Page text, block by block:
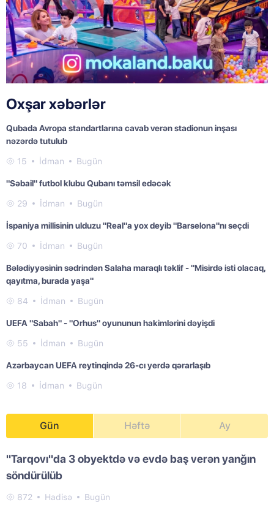
Oxşar xəbərlər
Qubada Avropa standartlarına cavab verən stadionun inşası
nəzərdə tutulub
15 İdman Bugün
"Səbail" futbol klubu Qubanı təmsil edəcək
29 İdman Bugün
İspaniya millisinin ulduzu "Real"a yox deyib "Barselona"nı seçdi
70 İdman Bugün
Bələdiyyəsinin sədrindən Salaha maraqlı təklif - "Misirdə isti olacaq,
qayıtma, burada yaşa"
84 İdman Bugün
UEFA "Sabah" - "Orhus" oyununun hakimlərini dəyişdi
55 İdman Bugün
Azərbaycan UEFA reytinqində 26-cı yerdə qərarlaşıb
18 İdman Bugün
Gün Həftə Ay
"Tarqovı"da 3 obyektdə və evdə baş verən yanğın
söndürülüb
872 Hadisə Bugün